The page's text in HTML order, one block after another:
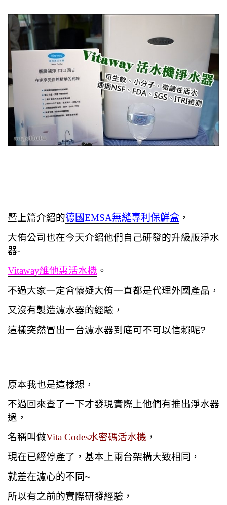
暨上篇介紹的德國EMSA無縫專利保鮮盒 ，
大侑公司也在今天介紹他們自己研發的升級版淨水
器-
Vitaway維他惠活水機 。
不過大家一定會懷疑大侑一直都是代理外國產品，
又沒有製造濾水器的經驗，
這樣突然冒出一台濾水器到底可不可以信賴呢?
原本我也是這樣想，
不過回來查了一下才發現實際上他們有推出淨水器
過，
名稱叫做Vita Codes水密碼活水機 ，
現在已經停產了，基本上兩台架構大致相同，
就差在濾心的不同~
所以有之前的實際研發經驗，